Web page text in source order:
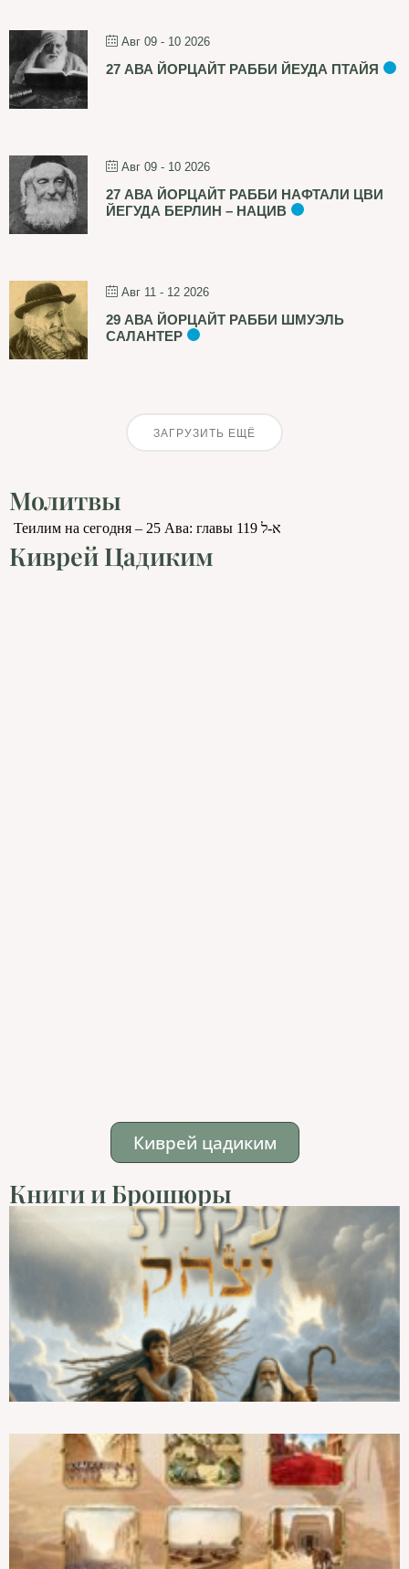
Авг 09 - 10 2026
27 АВА ЙОРЦАЙТ РАББИ ЙЕУДА ПТАЙЯ
Авг 09 - 10 2026
27 АВА ЙОРЦАЙТ РАББИ НАФТАЛИ ЦВИ
ЙЕГУДА БЕРЛИН – НАЦИВ
Авг 11 - 12 2026
29 АВА ЙОРЦАЙТ РАББИ ШМУЭЛЬ
САЛАНТЕР
ЗАГРУЗИТЬ ЕЩЁ
Молитвы
Теилим на сегодня – 25 Ава: главы 119 א-ל
Киврей Цадиким
Киврей цадиким
Книги и Брошюры